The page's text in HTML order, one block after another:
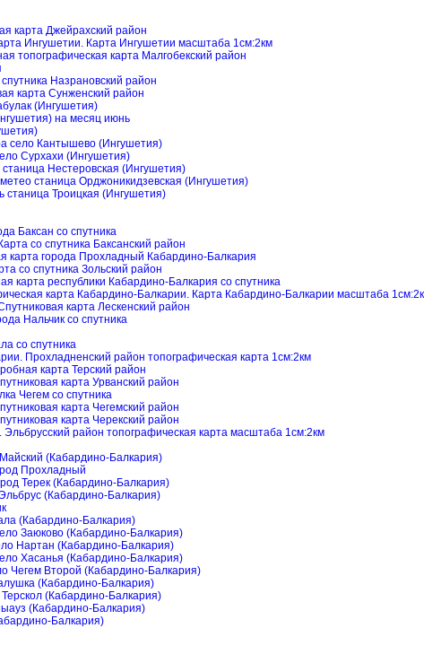
карта Джейрахский район
Ингушетии. Карта Ингушетии масштаба 1см:2км
топографическая карта Малгобекский район
Назрановский район
карта Сунженский район
(Ингушетия)
на месяц июнь
село Кантышево (Ингушетия)
Сурхахи (Ингушетия)
Нестеровская (Ингушетия)
станица Орджоникидзевская (Ингушетия)
станица Троицкая (Ингушетия)
Баксан со спутника
со спутника Баксанский район
карта города Прохладный Кабардино-Балкария
со спутника Зольский район
карта республики Кабардино-Балкария со спутника
карта Кабардино-Балкарии. Карта Кабардино-Балкарии масштаба
карта Лескенский район
Нальчик со спутника
со спутника
Прохладненский район топографическая карта 1см:2км
карта Терский район
карта Урванский район
Чегем со спутника
карта Чегемский район
карта Черекский район
район топографическая карта масштаба 1см:2км
(Кабардино-Балкария)
Прохладный
Терек (Кабардино-Балкария)
(Кабардино-Балкария)
(Кабардино-Балкария)
Заюково (Кабардино-Балкария)
Нартан (Кабардино-Балкария)
Хасанья (Кабардино-Балкария)
Чегем Второй (Кабардино-Балкария)
(Кабардино-Балкария)
(Кабардино-Балкария)
(Кабардино-Балкария)
Балкария)